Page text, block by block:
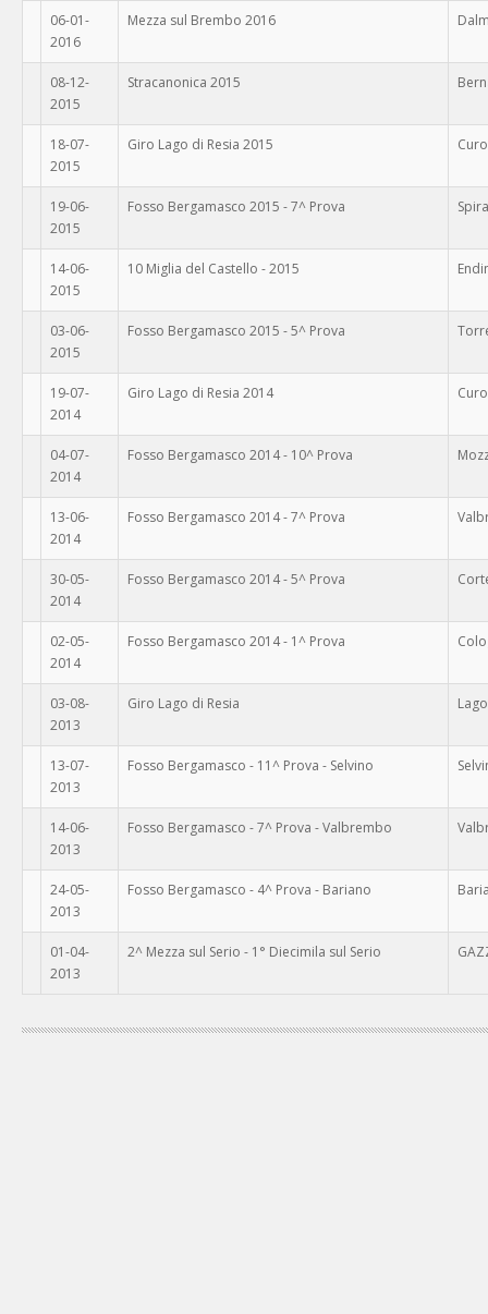
06-01-
2016
Mezza sul Brembo 2016
08-12-
2015
Stracanonica 2015
18-07-
2015
Giro Lago di Resia 2015
19-06-
2015
Fosso Bergamasco 2015 - 7^ Prova
14-06-
2015
10 Miglia del Castello - 2015
03-06-
2015
Fosso Bergamasco 2015 - 5^ Prova
19-07-
2014
Giro Lago di Resia 2014
04-07-
2014
Fosso Bergamasco 2014 - 10^ Prova
13-06-
2014
Fosso Bergamasco 2014 - 7^ Prova
30-05-
2014
Fosso Bergamasco 2014 - 5^ Prova
02-05-
2014
Fosso Bergamasco 2014 - 1^ Prova
03-08-
2013
Giro Lago di Resia
13-07-
2013
Fosso Bergamasco - 11^ Prova - Selvino
14-06-
2013
Fosso Bergamasco - 7^ Prova - Valbrembo
24-05-
2013
Fosso Bergamasco - 4^ Prova - Bariano
01-04-
2013
2^ Mezza sul Serio - 1° Diecimila sul Serio